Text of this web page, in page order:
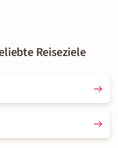
Reiseziele